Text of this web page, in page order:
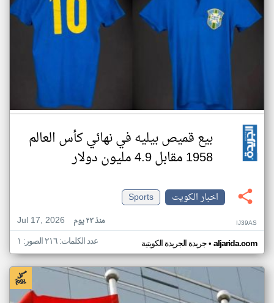
بيع قميص بيليه في نهائي كأس العالم
1958 مقابل 4.9 مليون دولار
اخبار الكويت
Sports
Jul 17, 2026
منذ ٢٣ يوم IJ39AS
جريدة الجريدة الكويتية• aljarida.com عدد الكلمات: ٢١٦ الصور: ١